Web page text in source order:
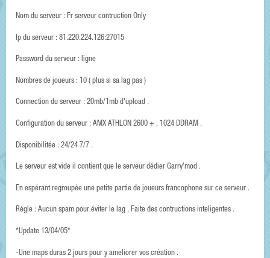
Nom du serveur : Fr serveur contruction Only
Ip du serveur : 81.220.224.126:27015
Password du serveur : ligne
Nombres de joueurs : 10 ( plus si sa lag pas )
Connection du serveur : 20mb/1mb d'upload .
Configuration du serveur : AMX ATHLON 2600 + , 1024 DDRAM .
Disponibilitée : 24/24 7/7 .
Le serveur est vide il contient que le serveur dédier Garry'mod .
En espérant regroupée une petite partie de joueurs francophone sur ce serveur .
Régle : Aucun spam pour éviter le lag , Faite des contructions inteligentes .
*Update 13/04/05*
-Une maps duras 2 jours pour y ameliorer vos création .